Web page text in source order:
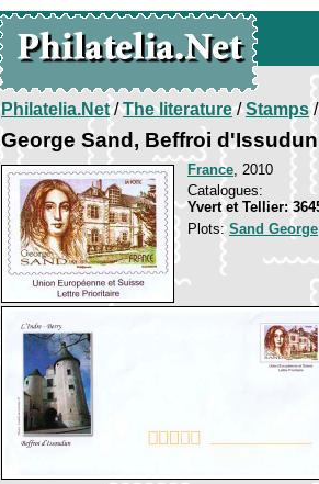
Philatelia.Net/The literature/Stamps/
George Sand, Beffroi d'Issudun
France, 2010
Catalogues:
Yvert et Tellier:
Plots:Sand George